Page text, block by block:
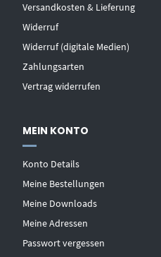
Versandkosten & Lieferung
Widerruf
Widerruf (digitale Medien)
Zahlungsarten
Vertrag widerrufen
MEIN KONTO
Konto Details
Meine Bestellungen
Meine Downloads
Meine Adressen
Passwort vergessen